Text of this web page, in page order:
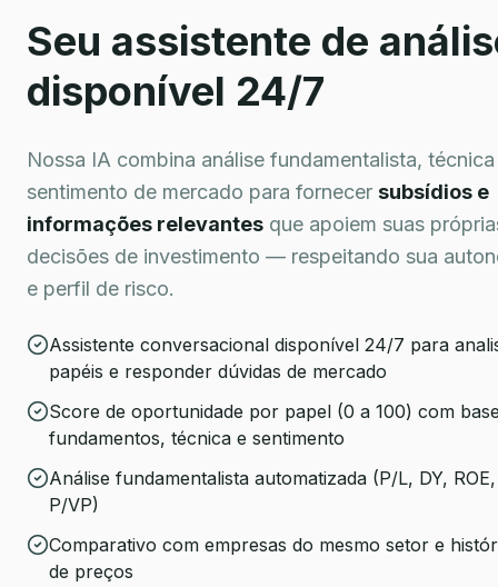
Seu assistente de
disponível 24/7
Nossa IA combina análise fundamentalista,
sentimento de mercado para fornecer subsídios e
informações relevantes que apoiem suas
decisões de investimento — respeitando sua
e perfil de risco.
Assistente conversacional disponível 24/7 para
papéis e responder dúvidas de mercado
Score de oportunidade por papel (0 a 100) com
fundamentos, técnica e sentimento
Análise fundamentalista automatizada (P/L, DY, ROE,
P/VP)
Comparativo com empresas do mesmo setor e
de preços